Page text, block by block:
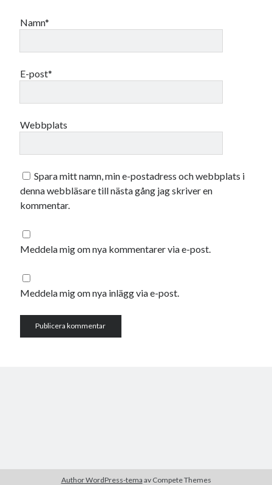
december 2022
augusti 2022
maj 2022
januari 2022
december 2021
november 2021
september 2021
Logga in
Namn*
E-post*
Webbplats
Spara mitt namn, min e-postadress och webbplats i
denna webbläsare till nästa gång jag skriver en
kommentar.
Meddela mig om nya kommentarer via e-post.
Meddela mig om nya inlägg via e-post.
Author WordPress-tema av Compete Themes